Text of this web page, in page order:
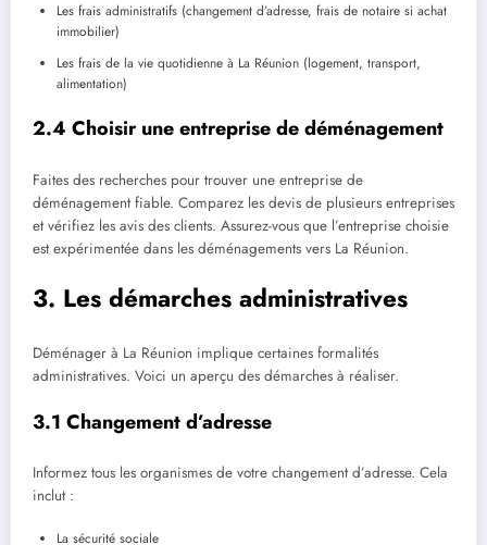
Les frais administratifs (changement d’adresse, frais de notaire si achat
immobilier)
Les frais de la vie quotidienne à La Réunion (logement, transport,
alimentation)
2.4 Choisir une entreprise de déménagement
Faites des recherches pour trouver une entreprise de
déménagement fiable. Comparez les devis de plusieurs entreprises
et vérifiez les avis des clients. Assurez-vous que l’entreprise choisie
est expérimentée dans les déménagements vers La Réunion.
3. Les démarches administratives
Déménager à La Réunion implique certaines formalités
administratives. Voici un aperçu des démarches à réaliser.
3.1 Changement d’adresse
Informez tous les organismes de votre changement d’adresse. Cela
inclut :
La sécurité sociale